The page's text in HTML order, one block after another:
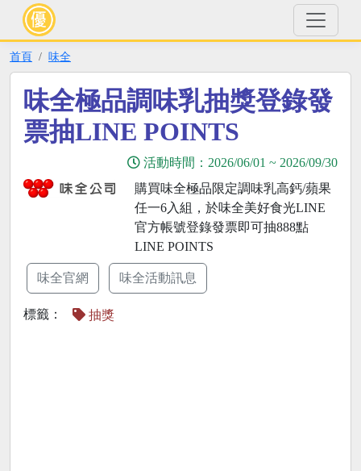
首頁 味全
味全極品調味乳抽獎登錄發
票抽LINE POINTS
活動時間： 2026/06/01 ~ 2026/09/30
購買味全極品限定調味乳高鈣/蘋果
任一6入組，於味全美好食光LINE
官方帳號登錄發票即可抽888點
LINE POINTS
味全官網 味全活動訊息
標籤： 抽獎